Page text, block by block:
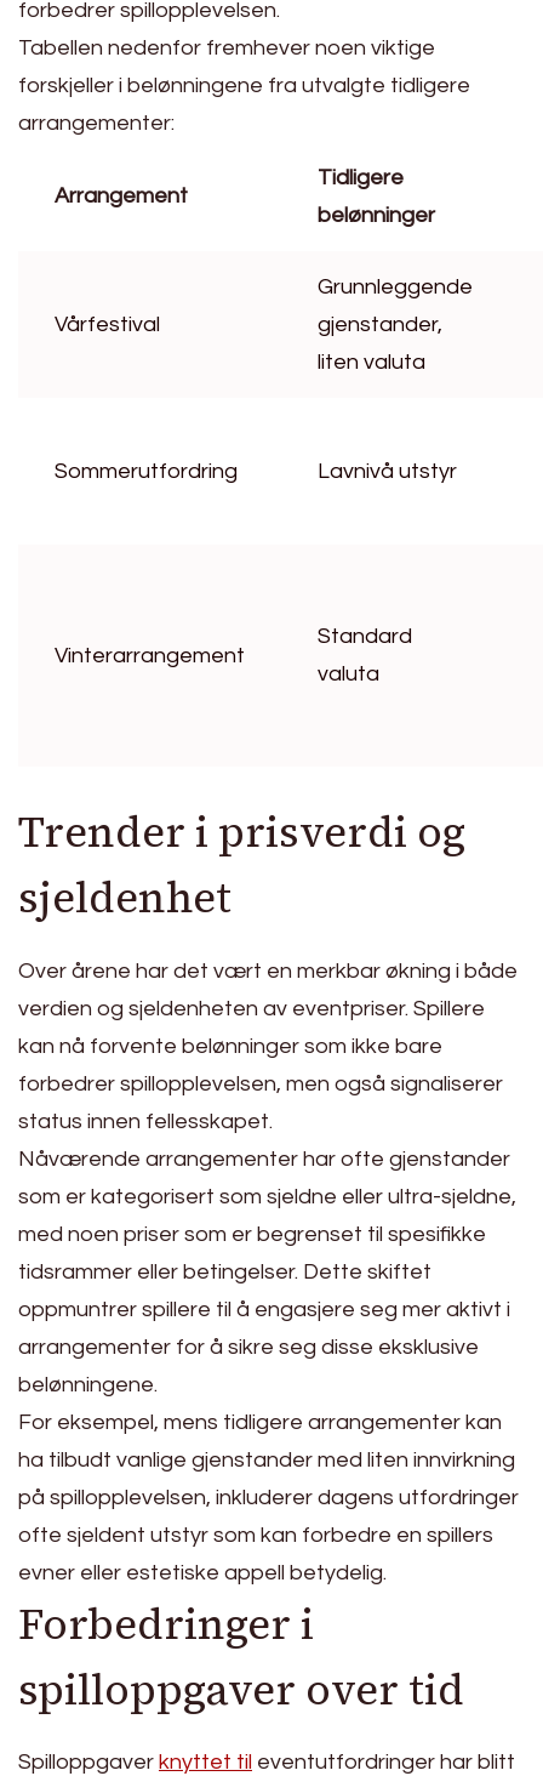
forbedrer spillopplevelsen.
Tabellen nedenfor fremhever noen viktige
forskjeller i belønningene fra utvalgte tidligere
arrangementer:
Arrangement
Tidligere
belønninger
Vårfestival
Grunnleggende
gjenstander,
liten valuta
Sommerutfordring Lavnivå utstyr
Vinterarrangement
Standard
valuta
Trender i prisverdi og
sjeldenhet
Over årene har det vært en merkbar økning i både
verdien og sjeldenheten av eventpriser. Spillere
kan nå forvente belønninger som ikke bare
forbedrer spillopplevelsen, men også signaliserer
status innen fellesskapet.
Nåværende arrangementer har ofte gjenstander
som er kategorisert som sjeldne eller ultra-sjeldne,
med noen priser som er begrenset til spesifikke
tidsrammer eller betingelser. Dette skiftet
oppmuntrer spillere til å engasjere seg mer aktivt i
arrangementer for å sikre seg disse eksklusive
belønningene.
For eksempel, mens tidligere arrangementer kan
ha tilbudt vanlige gjenstander med liten innvirkning
på spillopplevelsen, inkluderer dagens utfordringer
ofte sjeldent utstyr som kan forbedre en spillers
evner eller estetiske appell betydelig.
Forbedringer i
spilloppgaver over tid
Spilloppgaver knyttet til eventutfordringer har blitt